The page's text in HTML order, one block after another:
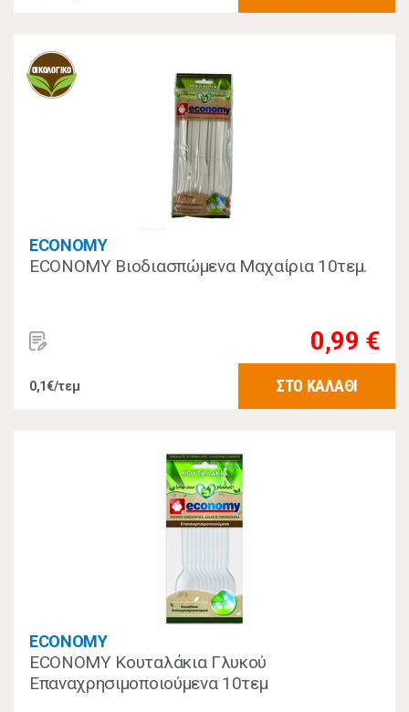
ECONOMY
ECONOMY Βιοδιασπώμενα Μαχαίρια 10τεμ.
0,99 €
0,1€/τεμ ΣΤΟ ΚΑΛΑΘΙ
ECONOMY
ECONOMY Κουταλάκια Γλυκού
Επαναχρησιμοποιούμενα 10τεμ